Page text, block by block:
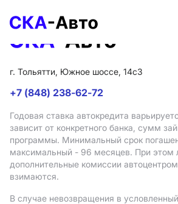
г. Тольятти, Южное шоссе, 14с3
+7 (848) 238-62-72
Годовая ставка автокредита
зависит от конкретного банка, сумм
программы. Минимальный срок
максимальный - 96 месяцев. При этом
дополнительные комиссии
взимаются.
В случае невозвращения в